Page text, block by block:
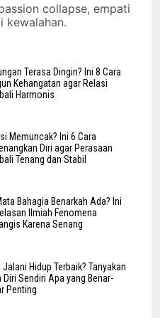
collapse, empati
kewalahan.
Terasa Dingin? Ini 8 Cara
Kehangatan agar Relasi
Harmonis
Memuncak? Ini 6 Cara
Diri agar Perasaan
Tenang dan Stabil
Bahagia Benarkah Ada? Ini
Ilmiah Fenomena
Karena Senang
Jalani Hidup Terbaik? Tanyakan
Diri Sendiri Apa yang Benar-
Penting